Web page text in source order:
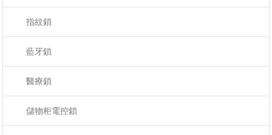
指紋鎖
藍牙鎖
醫療鎖
儲物柜電控鎖